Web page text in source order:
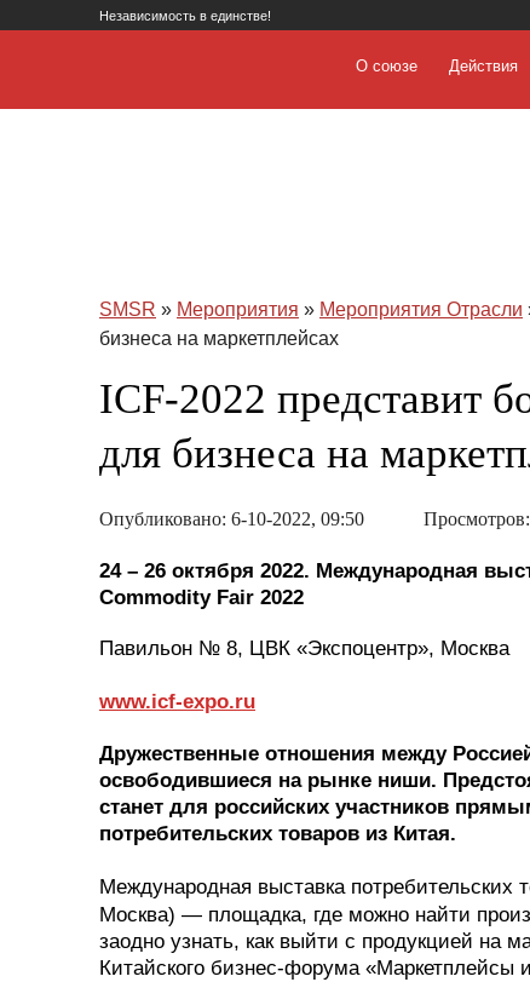
Независимость в единстве!
О союзе Действия
SMSR » Мероприятия » Мероприятия Отрасли
бизнеса на маркетплейсах
ICF-2022 представит
для бизнеса на
Опубликовано: 6-10-2022, 09:50
24 – 26 октября 2022. Международная
Commodity Fair 2022
Павильон № 8, ЦВК «Экспоцентр», Москва
www.icf-expo.ru
Дружественные отношения между
освободившиеся на рынке ниши.
станет для российских участников
потребительских товаров из Китая.
Международная выставка потребительских
Москва) — площадка, где можно найти
заодно узнать, как выйти с продукцией на
Китайского бизнес-форума «Маркетплейсы